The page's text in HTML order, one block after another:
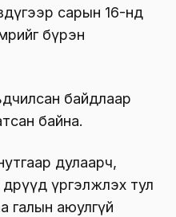
сарын 16-нд
бүрэн
байдлаар
байна.
дулаарч,
үргэлжлэх тул
галын аюулгүй